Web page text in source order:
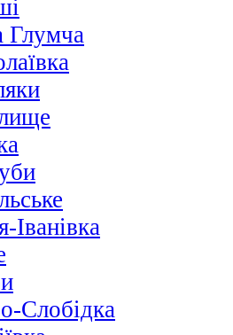
Глумча
Іванівка
Слобідка